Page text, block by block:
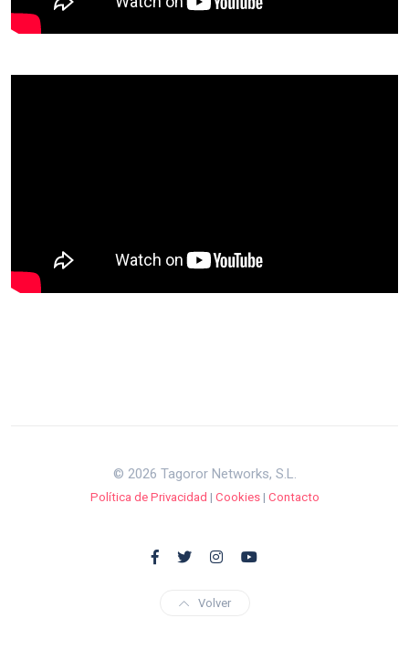
© 2026 Tagoror Networks, S.L.
Política de Privacidad | Cookies| Contacto
Volver